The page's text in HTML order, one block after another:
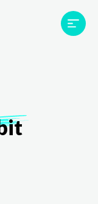
Proyectos
Testimonios